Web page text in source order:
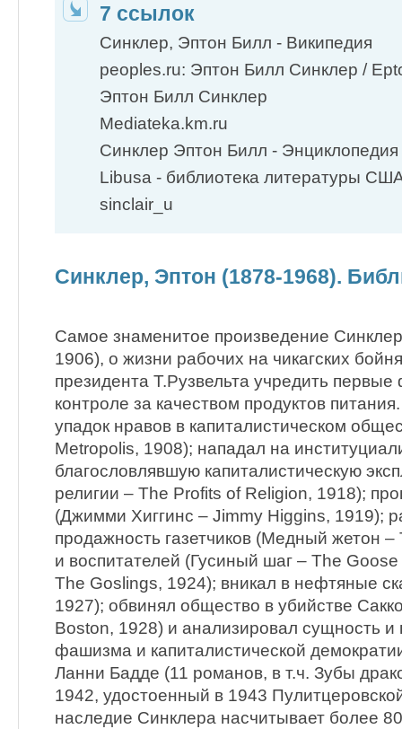
7 ссылок
Синклер, Эптон Билл - Википедия
peoples.ru: Эптон Билл Синклер /
Эптон Билл Синклер
Mediateka.km.ru
Синклер Эптон Билл - Энциклопедия
Libusa - библиотека литературы
sinclair_u
Синклер, Эптон (1878-1968).
Самое знаменитое произведение
1906), о жизни рабочих на чикагских
президента Т.Рузвельта учредить
контроле за качеством продуктов
упадок нравов в капиталистическом
Metropolis, 1908); нападал на
благословлявшую капиталистическую
религии – The Profits of Religion, 1918);
(Джимми Хиггинс – Jimmy Higgins, 1919);
продажность газетчиков (Медный жетон
и воспитателей (Гусиный шаг – The
The Goslings, 1924); вникал в нефтяные
1927); обвинял общество в убийстве
Boston, 1928) и анализировал сущность
фашизма и капиталистической
Ланни Бадде (11 романов, в т.ч. Зубы
1942, удостоенный в 1943
наследие Синклера насчитывает более